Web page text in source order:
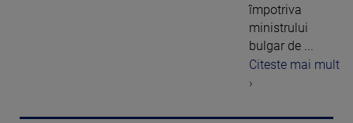
împotriva
ministrului
bulgar de ...
Citeste mai mult
›